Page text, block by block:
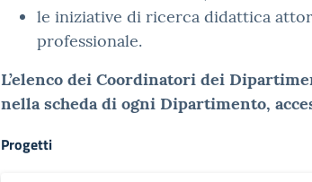
le iniziative di ricerca didattica
professionale.
L’elenco dei Coordinatori dei
nella scheda di ogni Dipartimento,
Progetti